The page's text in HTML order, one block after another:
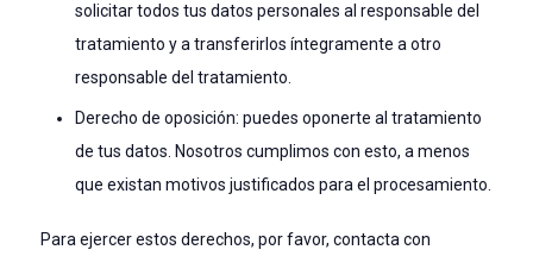
solicitar todos tus datos personales al responsable del
tratamiento y a transferirlos íntegramente a otro
responsable del tratamiento.
Derecho de oposición: puedes oponerte al tratamiento
de tus datos. Nosotros cumplimos con esto, a menos
que existan motivos justificados para el procesamiento.
Para ejercer estos derechos, por favor, contacta con